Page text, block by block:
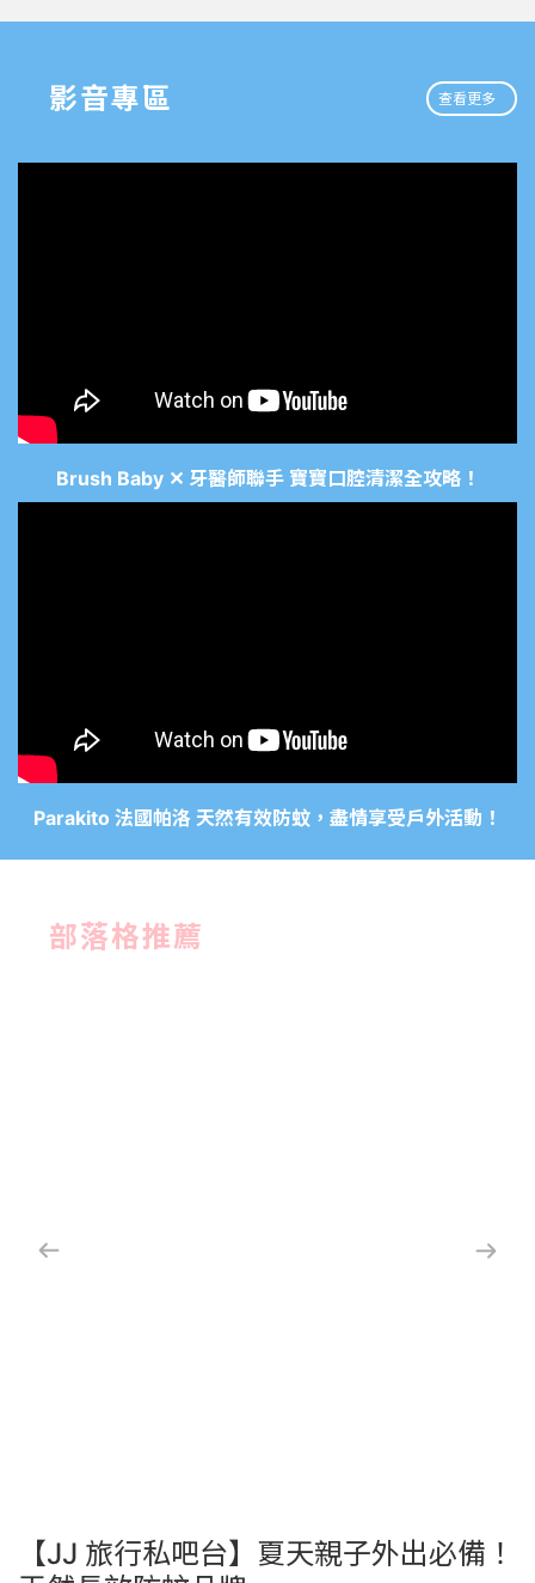
影音專區 查看更多
Brush Baby ✕ 牙醫師聯手 寶寶口腔清潔全攻略！
Parakito 法國帕洛 天然有效防蚊，盡情享受戶外活動！
部落格推薦
【JJ 旅行私吧台】夏天親子外出必備！